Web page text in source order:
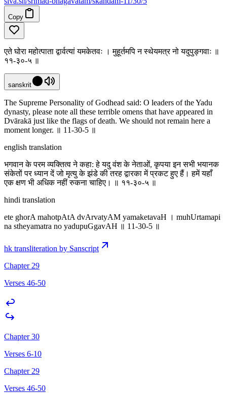
Copy
एते घोरा महोत्पाता द्वार्वत्यां यमकेतवः । मुहूर्तमपि न स्थेयमत्र नो यदुपुङ्गवाः ॥
११-३०-५ ॥
sanskrit
The Supreme Personality of Godhead said: O leaders of the Yadu
dynasty, please note all these terrible omens that have appeared in
Dvārakā just like the flags of death. We should not remain here a
moment longer. ॥ 11-30-5 ॥
english translation
भगवान के परम व्यक्तित्व ने कहा: हे यदु वंश के नेताओं, कृपया इन सभी भयानक
संकेतों पर ध्यान दें जो मृत्यु के झंडे की तरह द्वारका में प्रकट हुए हैं। हमें यहाँ
एक क्षण भी अधिक नहीं रुकना चाहिए। ॥ ११-३०-५ ॥
hindi translation
ete ghorA mahotpAtA dvArvatyAM yamaketavaH । muhUrtamapi
na stheyamatra no yadupuGgavAH ॥ 11-30-5 ॥
hk transliteration by Sanscript
Chapter 29
Verses 46-50
Chapter 30
Verses 6-10
Chapter 29
Verses 46-50